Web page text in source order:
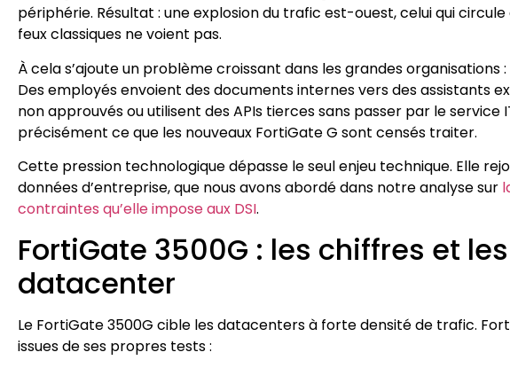
périphérie. Résultat : une explosion du trafic est-ouest, celui qui
feux classiques ne voient pas.
À cela s’ajoute un problème croissant dans les grandes organisations
Des employés envoient des documents internes vers des assistants
non approuvés ou utilisent des APIs tierces sans passer par le service
précisément ce que les nouveaux FortiGate G sont censés traiter.
Cette pression technologique dépasse le seul enjeu technique. Elle
données d’entreprise, que nous avons abordé dans notre analyse sur
contraintes qu’elle impose aux DSI.
FortiGate 3500G : les chiffres et
datacenter
Le FortiGate 3500G cible les datacenters à forte densité de trafic.
issues de ses propres tests :